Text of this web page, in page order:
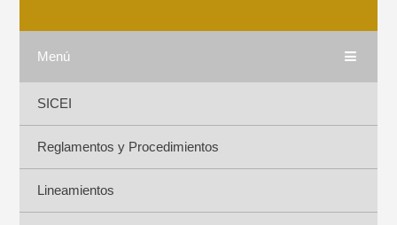
Menú
SICEI
Reglamentos y Procedimientos
Lineamientos